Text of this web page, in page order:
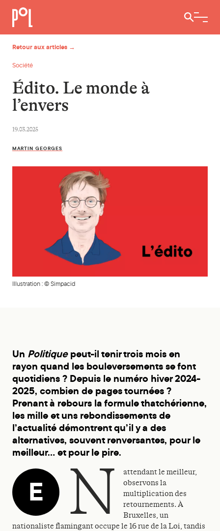
Ouvrir /
Retour aux articles →
Société
Édito. Le monde à
l’envers
19.03.2025
MARTIN GEORGES
Illustration : © Simpacid
Un Politiquepeut-il tenir trois mois en
rayon quand les bouleversements se font
quotidiens ? Depuis le numéro hiver 2024-
2025, combien de pages tournées ?
Prenant à rebours la formule thatchérienne,
les mille et uns rebondissements de
l’actualité démontrent qu’il y a des
alternatives, souvent renversantes, pour le
meilleur… et pour le pire.
E n
attendant le meilleur,
observons la
multiplication des
retournements. À
Bruxelles, un
nationaliste flamingant occupe le 16 rue de la Loi, tandis